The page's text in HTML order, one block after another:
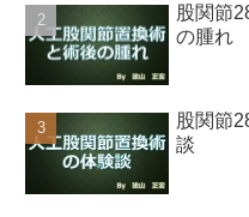
股関節
の腫れ
股関節
談